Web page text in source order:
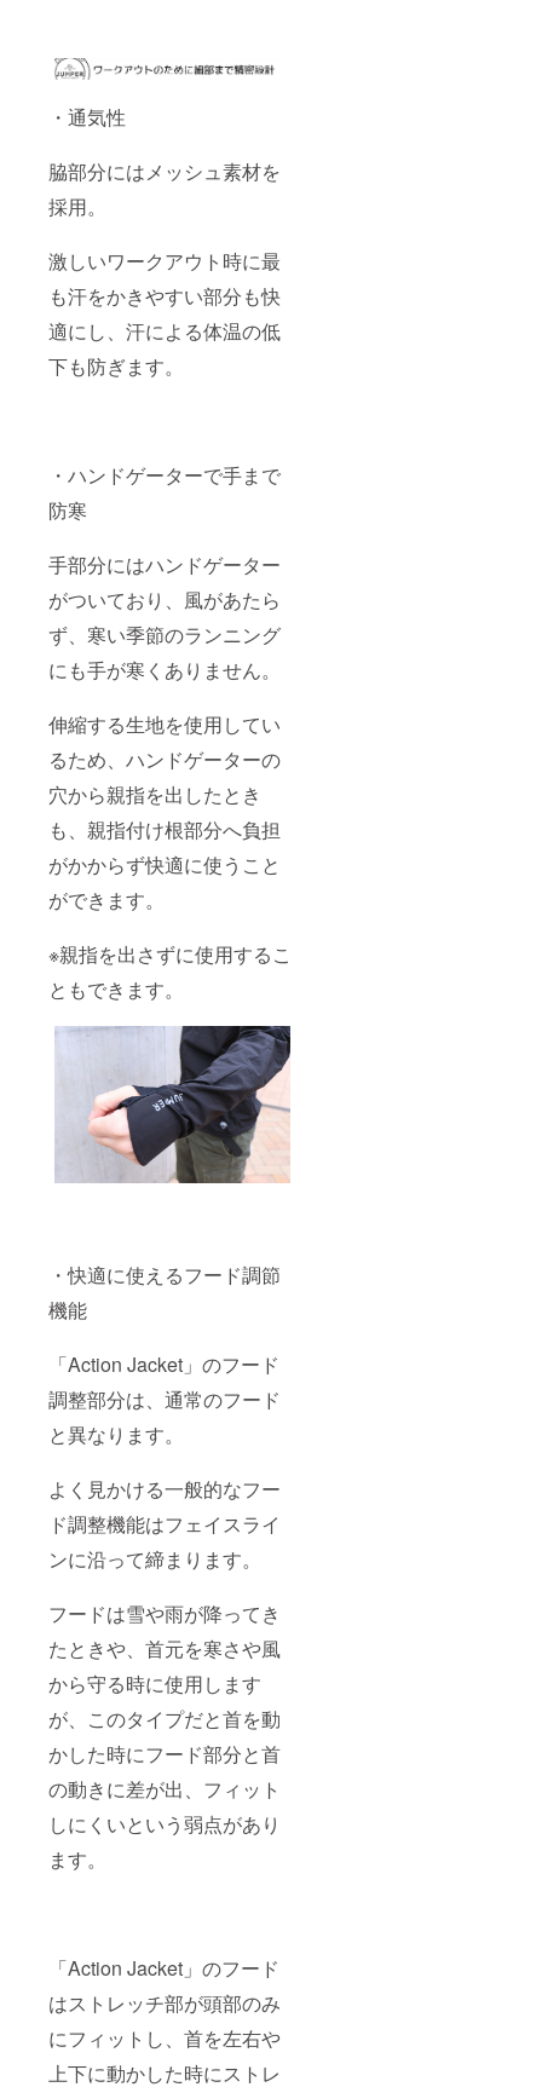
・通気性
脇部分にはメッシュ素材を
採用。
激しいワークアウト時に最
も汗をかきやすい部分も快
適にし、汗による体温の低
下も防ぎます。
・ハンドゲーターで手まで
防寒
手部分にはハンドゲーター
がついており、風があたら
ず、寒い季節のランニング
にも手が寒くありません。
伸縮する生地を使用してい
るため、ハンドゲーターの
穴から親指を出したとき
も、親指付け根部分へ負担
がかからず快適に使うこと
ができます。
※親指を出さずに使用するこ
ともできます。
・快適に使えるフード調節
機能
「Action Jacket」のフード
調整部分は、通常のフード
と異なります。
よく見かける一般的なフー
ド調整機能はフェイスライ
ンに沿って締まります。
フードは雪や雨が降ってき
たときや、首元を寒さや風
から守る時に使用します
が、このタイプだと首を動
かした時にフード部分と首
の動きに差が出、フィット
しにくいという弱点があり
ます。
「Action Jacket」のフード
はストレッチ部が頭部のみ
にフィットし、首を左右や
上下に動かした時にストレ